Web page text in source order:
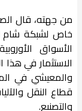
من جهته، قال
خاص لشبكة شام
الأسواق
الاستثمار في
والمعيشي في
قطاع النقل
والتصنيع.